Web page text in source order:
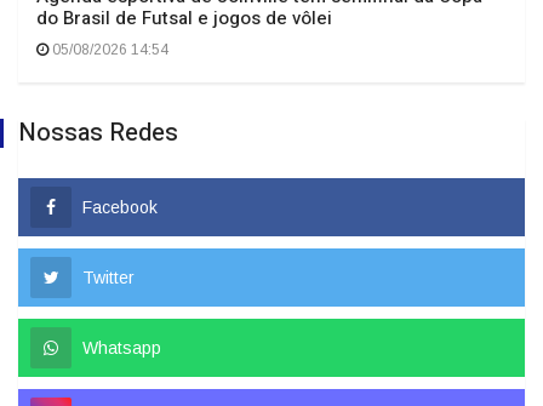
do Brasil de Futsal e jogos de vôlei
05/08/2026 14:54
Nossas Redes
Facebook
Twitter
Whatsapp